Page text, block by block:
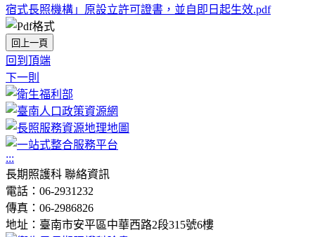
宿式長照機構」原設立許可證書，並自即日起生效.pdf
回上一頁
回到頂端
下一則
:::
長期照護科 聯絡資訊
電話：06-2931232
傳真：06-2986826
地址：臺南市安平區中華西路2段315號6樓